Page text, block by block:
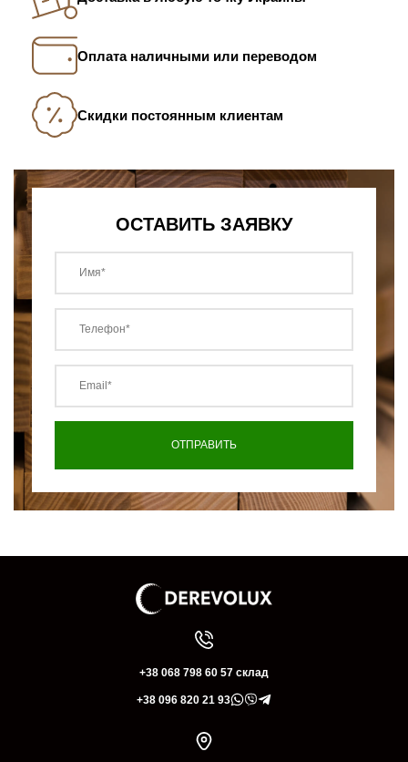
Оплата наличными или переводом
Скидки постоянным клиентам
ОСТАВИТЬ ЗАЯВКУ
+38 068 798 60 57 склад
+38 096 820 21 93